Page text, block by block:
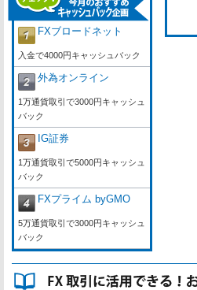
FXブロードネット
入金で4000円キャッシュバック
外為オンライン
1万通貨取引で3000円キャッシュ
バック
IG証券
1万通貨取引で5000円キャッシュ
バック
FXプライム byGMO
5万通貨取引で3000円キャッシュ
バック